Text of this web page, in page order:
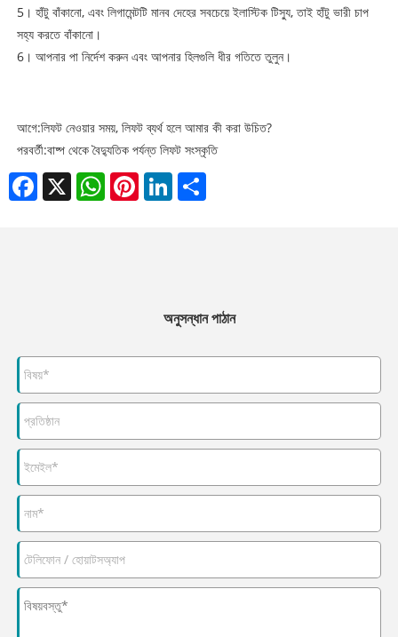
5। হাঁটু বাঁকানো, এবং লিগামেন্টটি মানব দেহের সবচেয়ে ইলাস্টিক টিস্যু, তাই হাঁটু ভারী চাপ
সহ্য করতে বাঁকানো।
6। আপনার পা নির্দেশ করুন এবং আপনার হিলগুলি ধীর গতিতে তুলুন।
আগে:লিফট নেওয়ার সময়, লিফট ব্যর্থ হলে আমার কী করা উচিত?
পরবর্তী:বাষ্প থেকে বৈদ্যুতিক পর্যন্ত লিফট সংস্কৃতি
Facebook
X WhatsAppPinterestLinkedIn
অনুসন্ধান পাঠান